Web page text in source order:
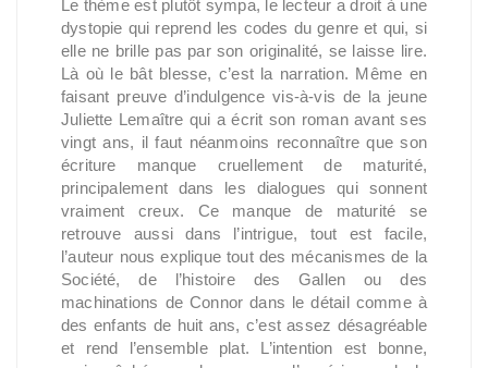
Le thème est plutôt sympa, le lecteur a droit à une
dystopie qui reprend les codes du genre et qui, si
elle ne brille pas par son originalité, se laisse lire.
Là où le bât blesse, c’est la narration. Même en
faisant preuve d’indulgence vis-à-vis de la jeune
Juliette Lemaître qui a écrit son roman avant ses
vingt ans, il faut néanmoins reconnaître que son
écriture manque cruellement de maturité,
principalement dans les dialogues qui sonnent
vraiment creux. Ce manque de maturité se
retrouve aussi dans l’intrigue, tout est facile,
l’auteur nous explique tout des mécanismes de la
Société, de l’histoire des Gallen ou des
machinations de Connor dans le détail comme à
des enfants de huit ans, c’est assez désagréable
et rend l’ensemble plat. L’intention est bonne,